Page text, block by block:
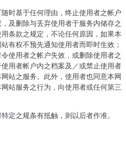
时基于任何理由，终止使用者之帐户
及删除与丢弃使用者于服务内储存之
条款之规定，不论任何原因，如果本
有权不预先通知使用者而即时生效；
使用者之帐户失效，或删除使用者之
用者帐户内之档案及／或禁止使用者
站之服务。此外，使用者也同意本网
站服务之行为，向使用者或任何第三
定之规条有抵触，则以后者作准。